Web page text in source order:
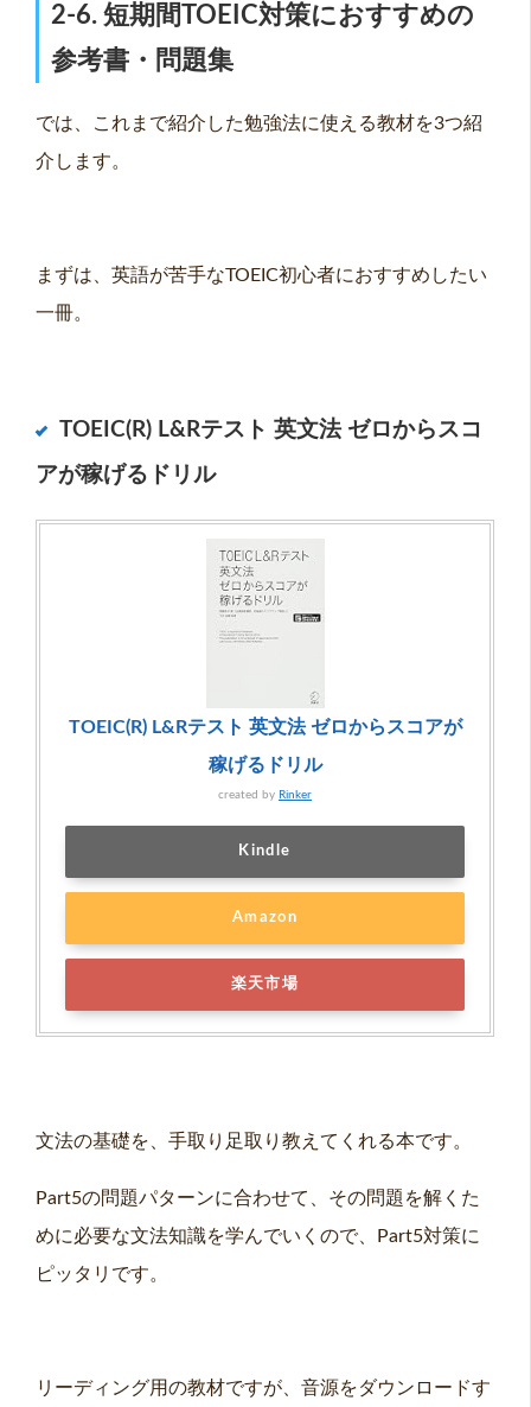
2-6. 短期間TOEIC対策におすすめの
参考書・問題集
では、これまで紹介した勉強法に使える教材を3つ紹
介します。
まずは、英語が苦手なTOEIC初心者におすすめしたい
一冊。
TOEIC(R) L&Rテスト 英文法 ゼロからスコ
アが稼げるドリル
TOEIC(R) L&Rテスト 英文法 ゼロからスコアが
稼げるドリル
created by Rinker
Kindle
Amazon
楽天市場
文法の基礎を、手取り足取り教えてくれる本です。
Part5の問題パターンに合わせて、その問題を解くた
めに必要な文法知識を学んでいくので、Part5対策に
ピッタリです。
リーディング用の教材ですが、音源をダウンロードす